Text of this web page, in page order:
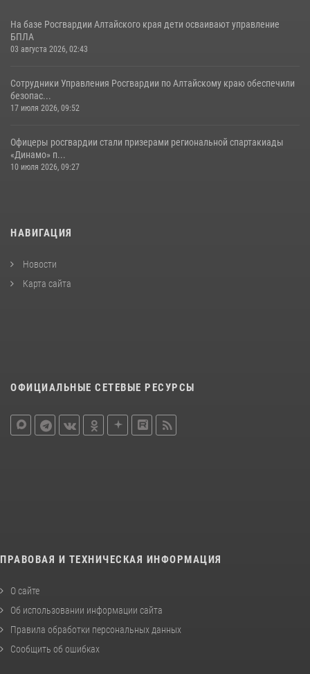
На базе Росгвардии Алтайского края дети осваивают управление
БПЛА
03 августа 2026, 02:43
Сотрудники Управления Росгвардии по Алтайскому краю обеспечили
безопас...
17 июля 2026, 09:52
Офицеры росгвардии стали призерами региональной спартакиады
«Динамо» п...
10 июля 2026, 09:27
НАВИГАЦИЯ
Новости
Карта сайта
ОФИЦИАЛЬНЫЕ СЕТЕВЫЕ РЕСУРСЫ
ПРАВОВАЯ И ТЕХНИЧЕСКАЯ ИНФОРМАЦИЯ
О сайте
Об использовании информации сайта
Правила обработки персональных данных
Сообщить об ошибках